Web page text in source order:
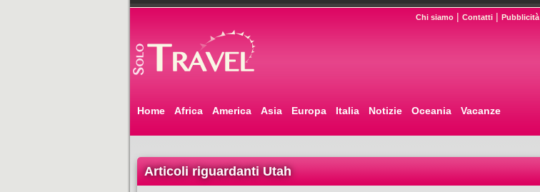
Chi siamo | Contatti | Pubblicità
Home Africa America Asia Europa Italia Notizie Oceania Vacanze
Articoli riguardanti Utah